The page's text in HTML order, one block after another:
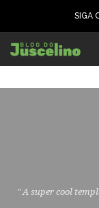
SIGA
" A super cool